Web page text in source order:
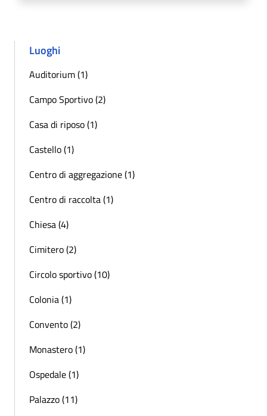
Luoghi
Auditorium (1)
Campo Sportivo (2)
Casa di riposo (1)
Castello (1)
Centro di aggregazione (1)
Centro di raccolta (1)
Chiesa (4)
Cimitero (2)
Circolo sportivo (10)
Colonia (1)
Convento (2)
Monastero (1)
Ospedale (1)
Palazzo (11)